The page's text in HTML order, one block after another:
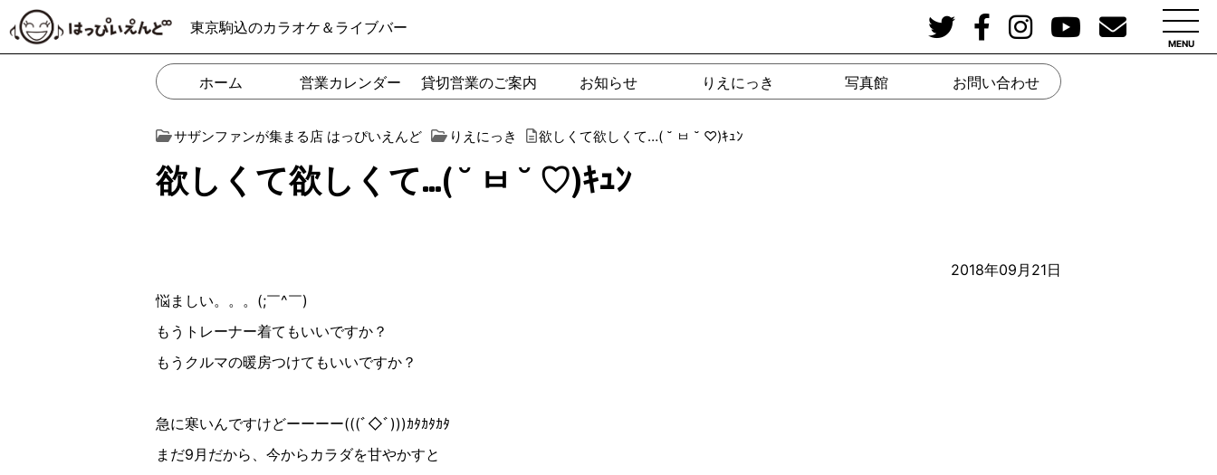
東京駒込のカラオケ＆ライブバー
MENU
ホーム 営業カレンダー 貸切営業のご案内 お知らせ りえにっき 写真館 お問い合わせ
サザンファンが集まる店 はっぴいえんど りえにっき 欲しくて欲しくて…( ˘ ㅂ ˘ ♡)ｷｭﾝ
欲しくて欲しくて…( ˘ ㅂ ˘ ♡)ｷｭﾝ
2018年09月21日
悩ましい。。。(;￣^￣)
もうトレーナー着てもいいですか？
もうクルマの暖房つけてもいいですか？
急に寒いんですけどーーーー(((ﾞ◇ﾞ︎)))ｶﾀｶﾀｶﾀ
まだ9月だから、今からカラダを甘やかすと